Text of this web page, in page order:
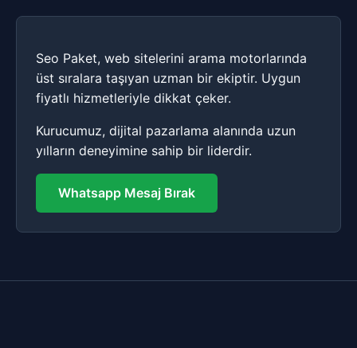
Seo Paket, web sitelerini arama motorlarında
üst sıralara taşıyan uzman bir ekiptir. Uygun
fiyatlı hizmetleriyle dikkat çeker.
Kurucumuz, dijital pazarlama alanında uzun
yılların deneyimine sahip bir liderdir.
Whatsapp Mesaj Bırak